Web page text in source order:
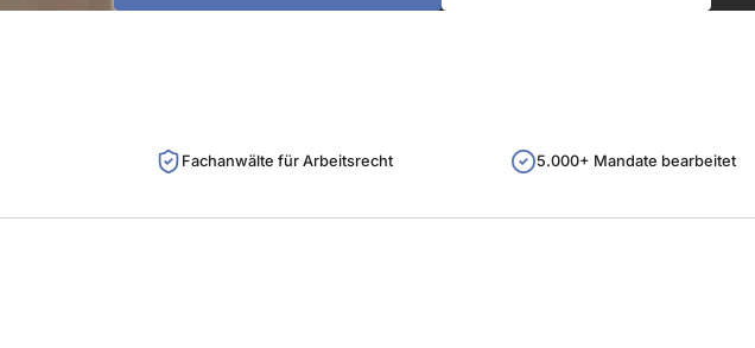
Fachanwälte für Arbeitsrecht 5.000+ Mandate bearbeitet